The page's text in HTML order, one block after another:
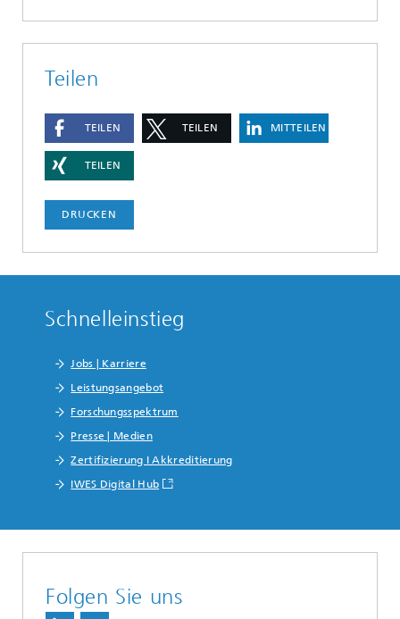
Teilen
TEILEN TEILEN MITTEILEN
TEILEN
DRUCKEN
Schnelleinstieg
Jobs | Karriere
Leistungsangebot
Forschungsspektrum
Presse | Medien
Zertifizierung I Akkreditierung
IWES Digital Hub
Folgen Sie uns